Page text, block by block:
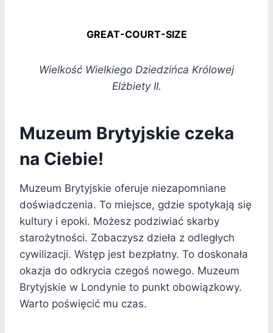
GREAT-COURT-SIZE
Wielkość Wielkiego Dziedzińca Królowej
Elżbiety II.
Muzeum Brytyjskie czeka
na Ciebie!
Muzeum Brytyjskie oferuje niezapomniane
doświadczenia. To miejsce, gdzie spotykają się
kultury i epoki. Możesz podziwiać skarby
starożytności. Zobaczysz dzieła z odległych
cywilizacji. Wstęp jest bezpłatny. To doskonała
okazja do odkrycia czegoś nowego. Muzeum
Brytyjskie w Londynie to punkt obowiązkowy.
Warto poświęcić mu czas.